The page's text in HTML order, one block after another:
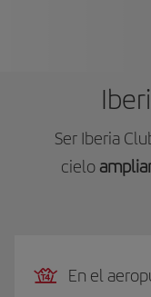
Ser Iberia
cielo
En el